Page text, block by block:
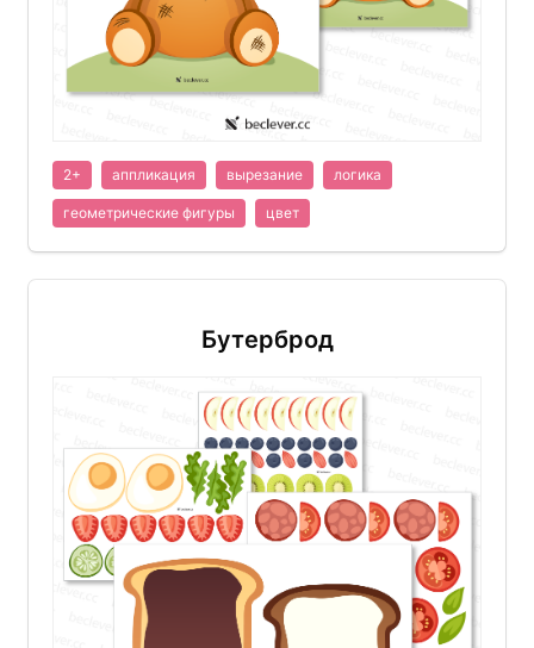
2+ аппликация вырезание логика
геометрические фигуры цвет
Бутерброд